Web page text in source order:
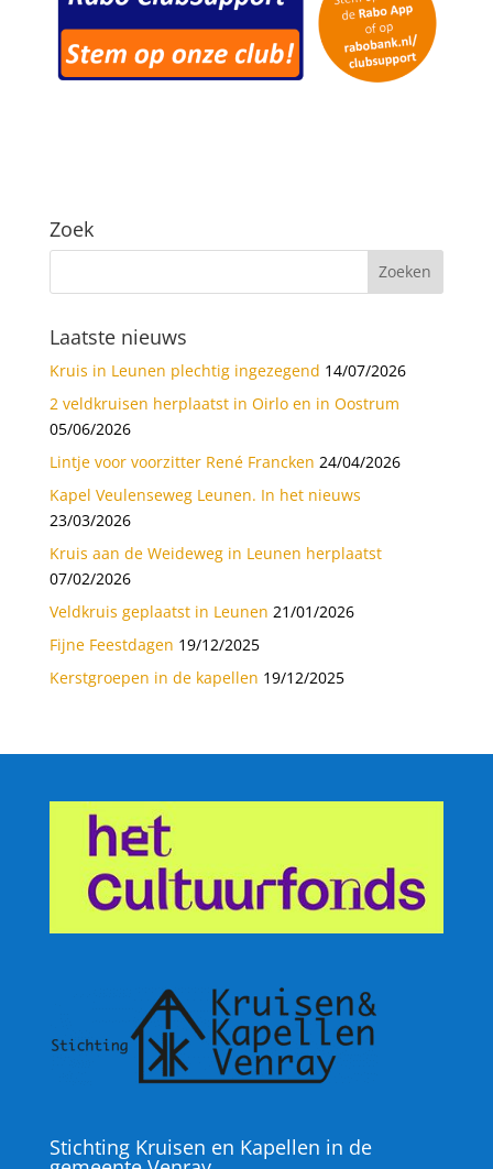
Zoek
Laatste nieuws
Kruis in Leunen plechtig ingezegend 14/07/2026
2 veldkruisen herplaatst in Oirlo en in Oostrum
05/06/2026
Lintje voor voorzitter René Francken 24/04/2026
Kapel Veulenseweg Leunen. In het nieuws
23/03/2026
Kruis aan de Weideweg in Leunen herplaatst
07/02/2026
Veldkruis geplaatst in Leunen 21/01/2026
Fijne Feestdagen 19/12/2025
Kerstgroepen in de kapellen 19/12/2025
Stichting Kruisen en Kapellen in de